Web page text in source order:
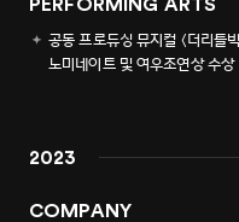
PERFORMING ARTS
공동 프로듀싱 뮤지컬 <더리틀
노미네이트 및 여우조연상 수상
2023
COMPANY